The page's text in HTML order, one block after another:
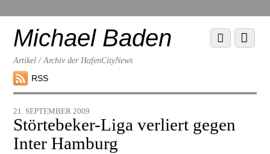
down
contentMichael Baden
Artikel / Archiv der HafenCityNews
RSS
Menu
Scroll
down
21. SEPTEMBER 2009
Störtebeker-Liga verliert gegen
Inter Hamburg